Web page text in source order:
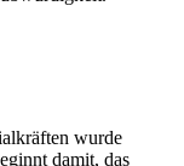
wurde
damit, das